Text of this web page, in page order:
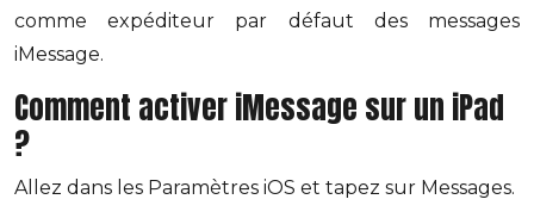
comme expéditeur par défaut des messages
iMessage.
Comment activer iMessage sur un iPad
?
Allez dans les Paramètres iOS et tapez sur Messages.